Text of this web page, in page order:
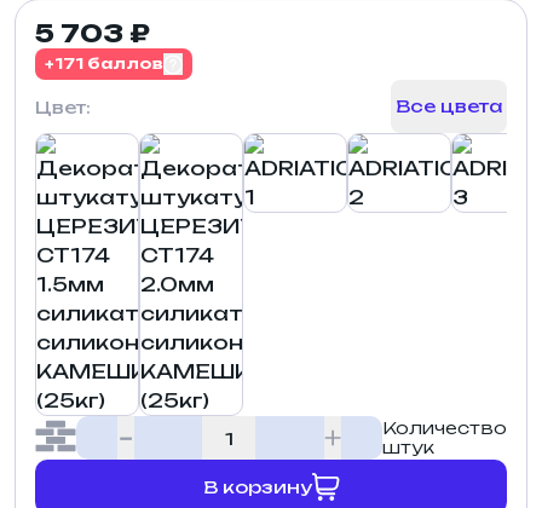
5 703 ₽
+171 баллов
Цвет: Все цвета
Количество
штук
В корзину